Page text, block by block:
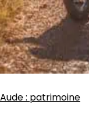
: patrimoine